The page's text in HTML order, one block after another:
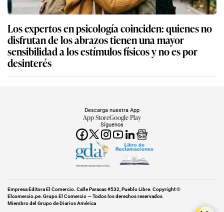
Los expertos en psicología coinciden: quienes no
disfrutan de los abrazos tienen una mayor
sensibilidad a los estímulos físicos y no es por
desinterés
Síguenos
Descarga nuestra App
App StoreGoogle Play
Miembro del Grupo de Diarios América
Empresa Editora El Comercio. Calle Paracas #532, Pueblo Libre. Copyright ©
Elcomercio.pe. Grupo El Comercio — Todos los derechos reservados
Miembro del Grupo de Diarios América